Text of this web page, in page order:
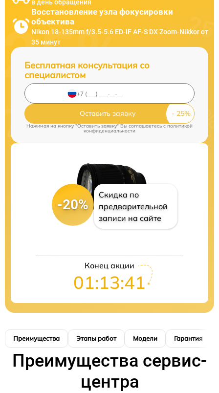
в день обращения
Восстановление узла фокусировки
объектива
Nikon 18-135mm f/3.5-5.6 ED-IF AF-S DX Zoom-Nikkor от
35 минут
Бесплатная консультация со
специалистом
Оставить заявку
Нажимая на кнопку "Оставить заявку" Вы соглашаетесь cполитикой
конфиденциальности
-20%
Скидка по
предварительной
записи на сайте
Конец акции
01:13:40
Преимущества Этапы работ Модели Гарантия
Преимущества сервис-
центра